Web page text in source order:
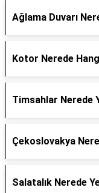
Ağlama Duvarı
Kotor Nerede
Timsahlar Nerede
Çekoslovakya
Salatalık Nerede